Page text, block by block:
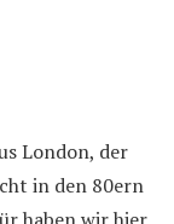
London, der
in den 80ern